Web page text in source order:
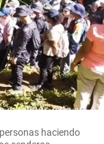
haciendo